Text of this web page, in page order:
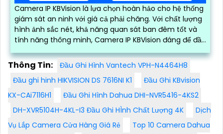
Camera IP KBVision là lựa chọn hoàn hảo cho hệ thống
giám sát an ninh với giá cả phải chăng. Với chất lượng
hình ảnh sắc nét, khả năng quan sát ban đêm tốt và
tính năng thông minh, Camera IP KBVision đáng để đầu
Thông Tin:
Đầu Ghi Hình Vantech VPH-N4464H8
Đầu ghi hinh HIKVISION DS 7616NI K1
Đầu Ghi KBvision
KX-CAi7116H1
Đầu Ghi Hình Dahua DHI-NVR5416-4KS2
DH-XVR5104H-4KL-I3 Đầu Ghi HÌnh Chất Lượng 4K
Dịch
Vụ Lắp Camera Cửa Hàng Giá Rẻ
Top 10 Camera Dahua